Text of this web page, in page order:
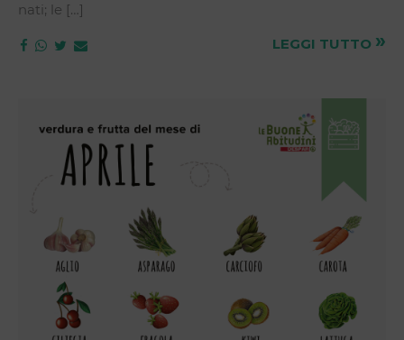
nati; le […]
LEGGI TUTTO »